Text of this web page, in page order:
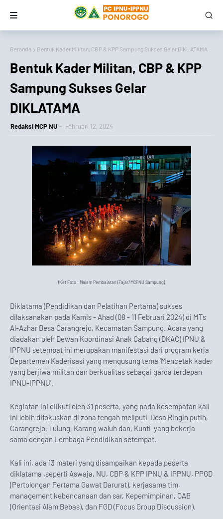
Beranda Bentuk Kader Militan, CBP & KPP Sampung Sukses Gelar DIKLATAMA
Bentuk Kader Militan, CBP & KPP
Sampung Sukses Gelar
DIKLATAMA
Redaksi MCP NU Februari 12, 2024
(Ket Foto : Malam Pembaiatan (Fajar/MCPNU Sampung)
Diklatama (Pendidikan dan Pelatihan Pertama) sukses
dilaksanakan pada Kamis - Ahad (08 - 11 Februari 2024) di MTs
Al-Azhar Desa Carangrejo, Kecamatan Sampung. Acara yang
diadakan oleh Dewan Koordinasi Anak Cabang (DKAC) IPNU &
IPPNU setempat ini merupakan manifestasi dari program kerja
Departemen Kaderisasi yang mengusung tema ‘Mencetak kader
yang berjiwa militan dan berkualitas sebagai garda terdepan
IPNU-IPPNU’.
Kegiatan ini diikuti oleh 31 peserta, yang pada kesempatan kali
ini lebih difokuskan di zona tengah meliputi Desa Ringin putih,
Carangrejo, Tulung, Karang waluh dan, Kunti yang bekerja
sama dengan Lembaga Pendidikan setempat.
Kali ini, ada 13 materi yang disampaikan kepada peserta
diklatama ,seperti Aswaja, NU, CBP & KPP IPNU & IPPNU, PPGD
(Pertolongan Pertama Gawat Darurat), kerjasama tim,
management kebencanaan dan sar, Kepemimpinan, OAB
(Orientasi Alam Bebas), dan FGD (Focus Group Discussion).